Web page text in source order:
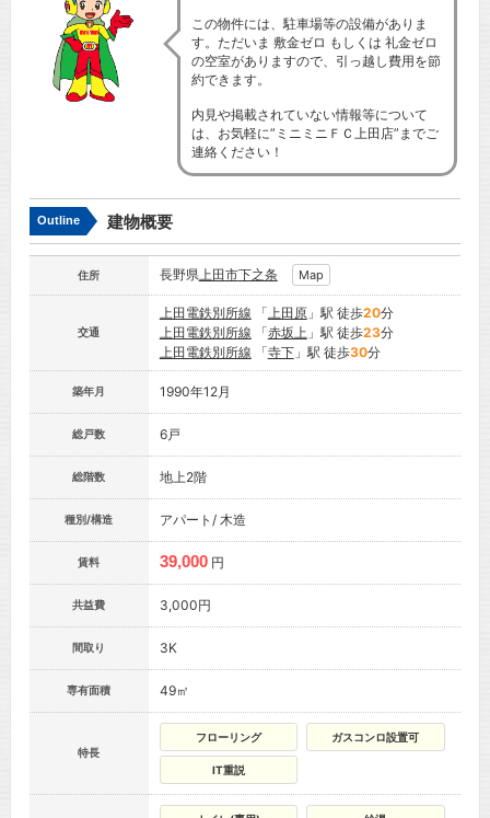
この物件には、駐車場等の設備がありま
す。ただいま 敷金ゼロ もしくは 礼金ゼロ
の空室がありますので、引っ越し費用を節
約できます。
内見や掲載されていない情報等について
は、お気軽に”ミニミニＦＣ上田店”までご
連絡ください！
Outline 建物概要
住所 長野県上田市下之条 Map
交通
上田電鉄別所線 「上田原」駅 徒歩20分
上田電鉄別所線 「赤坂上」駅 徒歩23分
上田電鉄別所線 「寺下」駅 徒歩30分
築年月 1990年12月
総戸数 6戸
総階数 地上2階
種別/構造 アパート/ 木造
賃料 39,000 円
共益費 3,000円
間取り 3K
専有面積 49㎡
特長
フローリング ガスコンロ設置可
IT重説